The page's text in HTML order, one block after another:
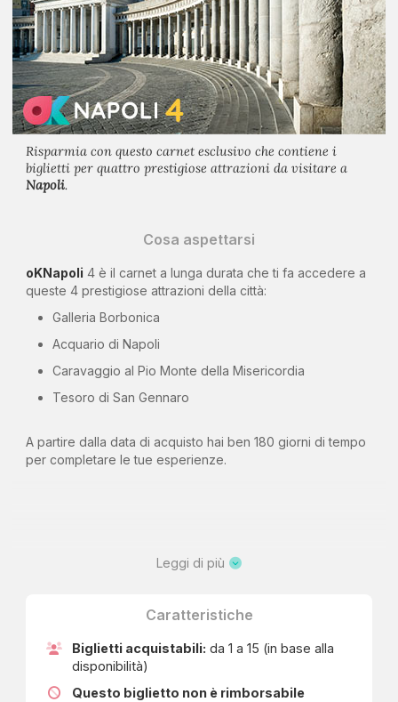
Risparmia con questo carnet esclusivo che contiene i
biglietti per quattro prestigiose attrazioni da visitare a
Napoli.
Cosa aspettarsi
oKNapoli 4 è il carnet a lunga durata che ti fa accedere a
queste 4 prestigiose attrazioni della città:
Galleria Borbonica
Acquario di Napoli
Caravaggio al Pio Monte della Misericordia
Tesoro di San Gennaro
A partire dalla data di acquisto hai ben 180 giorni di tempo
per completare le tue esperienze.
okTicket
Leggi di più
Caratteristiche
Biglietti acquistabili: da 1 a 15 (in base alla
disponibilità)
Questo biglietto non è rimborsabile